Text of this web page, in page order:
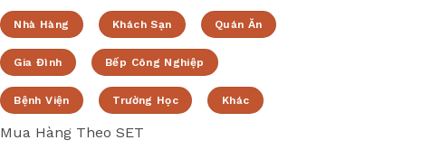
Nhà Hàng Khách Sạn Quán Ăn
Gia Đình Bếp Công Nghiệp
Bệnh Viện Trường Học Khác
Mua Hàng Theo SET